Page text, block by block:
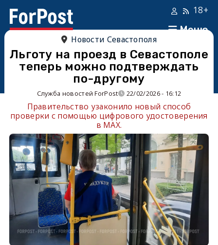
Меню
18+
Новости Севастополя
Льготу на проезд в Севастополе
теперь можно подтверждать
по-другому
Служба новостей ForPost 22/02/2026 - 16:12
Правительство узаконило новый способ
проверки с помощью цифрового удостоверения
в MAX.